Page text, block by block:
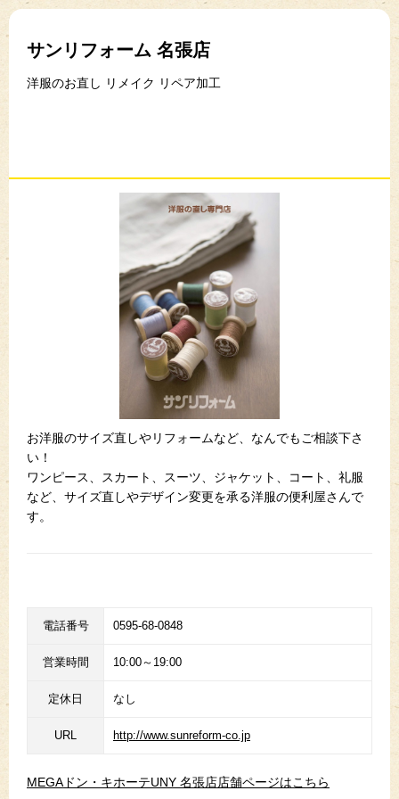
サンリフォーム 名張店
洋服のお直し リメイク リペア加工
お洋服のサイズ直しやリフォームなど、なんでもご相談下さ
い！
ワンピース、スカート、スーツ、ジャケット、コート、礼服
など、サイズ直しやデザイン変更を承る洋服の便利屋さんで
す。
電話番号 0595-68-0848
営業時間 10:00～19:00
定休日 なし
URL http://www.sunreform-co.jp
MEGAドン・キホーテUNY 名張店店舗ページはこちら